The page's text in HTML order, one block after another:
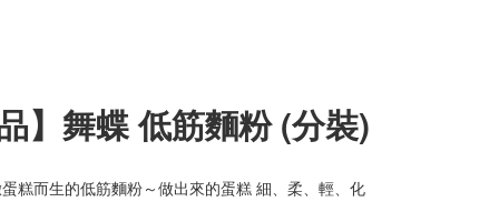
品】舞蝶 低筋麵粉 (分裝)
蛋糕而生的低筋麵粉～做出來的蛋糕 細、柔、輕、化